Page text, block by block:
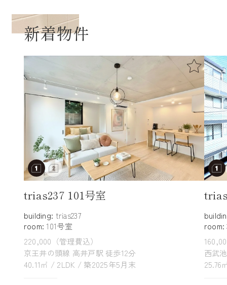
新着物件
trias237 101号室
building: trias237
room: 101号室
220,000（管理費込）
京王井の頭線 高井戸駅 徒歩12分
40.11㎡ / 2LDK / 築2025年5月末
room:
西武
25.76